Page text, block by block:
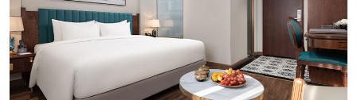
chi phí phát sinh khác
Chính sách trẻ em và phụ thu khác:
Trẻ em dưới 5 tuổi, ngủ chung giường với bố
mẹ: Miễn phí tiền phòng và bữa sáng. Giới
hạn 1 trẻ/phòng